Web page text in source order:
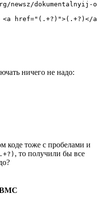
newsz/
<a
ничего не надо:
коде тоже с пробелами и
, то получили бы все